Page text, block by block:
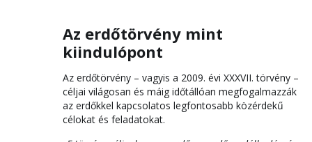
Az erdőtörvény mint
kiindulópont
Az erdőtörvény – vagyis a 2009. évi XXXVII. törvény –
céljai világosan és máig időtállóan megfogalmazzák
az erdőkkel kapcsolatos legfontosabb közérdekű
célokat és feladatokat.